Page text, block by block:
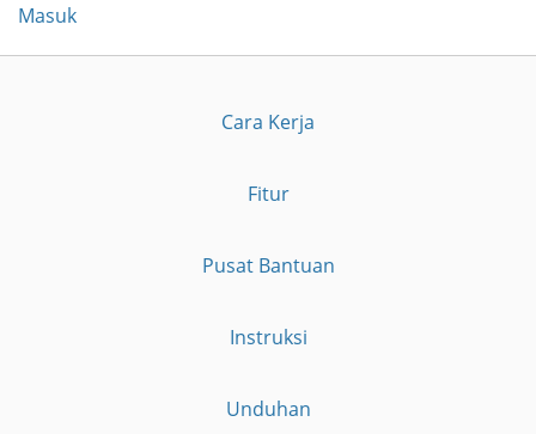
Masuk
Cara Kerja
Fitur
Pusat Bantuan
Instruksi
Unduhan